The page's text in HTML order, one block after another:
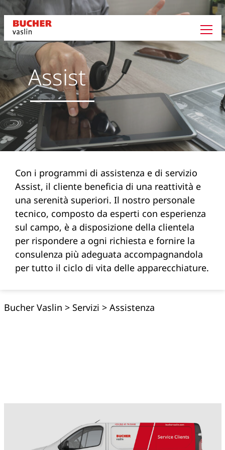
Assist
Con i programmi di assistenza e di servizio
Assist, il cliente beneficia di una reattività e
una serenità superiori. Il nostro personale
tecnico, composto da esperti con esperienza
sul campo, è a disposizione della clientela
per rispondere a ogni richiesta e fornire la
consulenza più adeguata accompagnandola
per tutto il ciclo di vita delle apparecchiature.
Bucher Vaslin > Servizi > Assistenza